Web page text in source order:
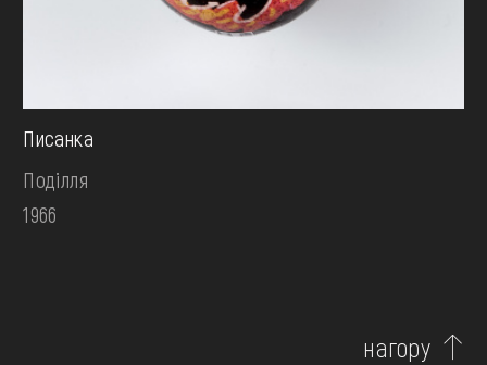
Писанка
Поділля
1966
нагору